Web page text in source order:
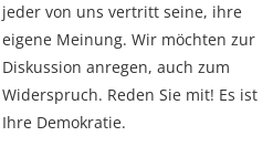
jeder von uns vertritt seine, ihre
eigene Meinung. Wir möchten zur
Diskussion anregen, auch zum
Widerspruch. Reden Sie mit! Es ist
Ihre Demokratie.